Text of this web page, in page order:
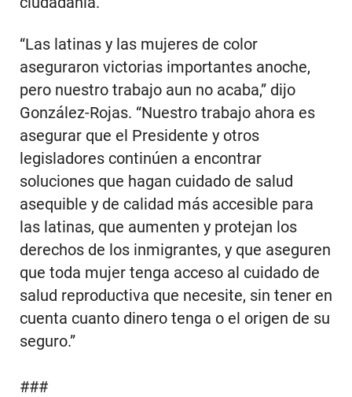
“Las latinas y las mujeres de color
aseguraron victorias importantes anoche,
pero nuestro trabajo aun no acaba,” dijo
González-Rojas. “Nuestro trabajo ahora es
asegurar que el Presidente y otros
legisladores continúen a encontrar
soluciones que hagan cuidado de salud
asequible y de calidad más accesible para
las latinas, que aumenten y protejan los
derechos de los inmigrantes, y que aseguren
que toda mujer tenga acceso al cuidado de
salud reproductiva que necesite, sin tener en
cuenta cuanto dinero tenga o el origen de su
seguro.”
###